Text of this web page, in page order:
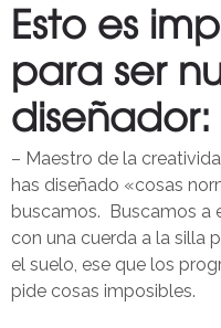
Esto es
para ser
diseñador:
– Maestro de la
has diseñado «cosas
buscamos. Buscamos a
con una cuerda a la silla
el suelo, ese que los
pide cosas imposibles.